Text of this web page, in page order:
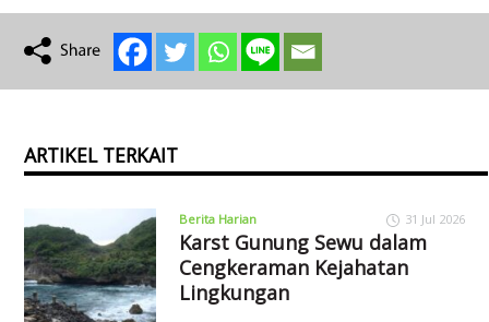
ARTIKEL TERKAIT
Berita Harian 31 Jul 2026
Karst Gunung Sewu dalam
Cengkeraman Kejahatan
Lingkungan